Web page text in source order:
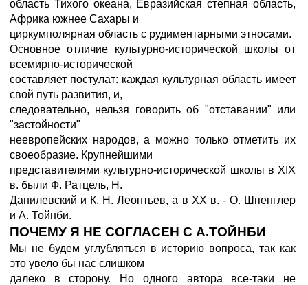
область Тихого океана, Евразийская степная область,
Африка южнее Сахары и
циркумполярная область с рудиментарными этносами.
Основное отличие культурно-исторической школы от
всемирно-исторической
составляет постулат: каждая культурная область имеет
свой путь развития, и,
следовательно, нельзя говорить об "отставании" или
"застойности"
неевропейских народов, а можно только отметить их
своеобразие. Крупнейшими
представителями культурно-исторической школы в XIX
в. были Ф. Ратцель, Н.
Данилевский и К. Н. Леонтьев, а в XX в. - О. Шпенглер
и А. Тойнби.
ПОЧЕМУ Я НЕ СОГЛАСЕН С А.ТОЙНБИ
Мы не будем углубляться в историю вопроса, так как
это увело бы нас слишком
далеко в сторону. Но одного автора все-таки не